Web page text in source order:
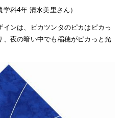
科4年 清水美里さん）
ンは、ピカツンタのピカはピカっ
夜の暗い中でも稲穂がピカっと光